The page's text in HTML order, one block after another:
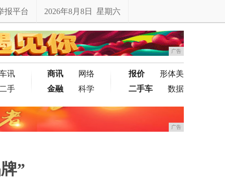
报平台 2026年8月8日 星期六
广告
讯
手
商讯
网络
金融
科学
报价
形体美
二手车
数据
广告
”